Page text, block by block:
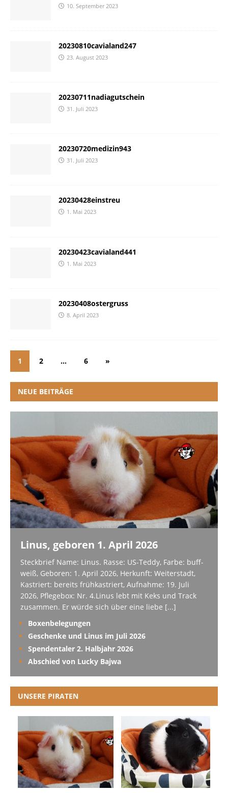
10. September 2023
20230810cavialand247
23. August 2023
20230711nadiagutschein
31. Juli 2023
20230720medizin943
31. Juli 2023
20230428einstreu
1. Mai 2023
20230423cavialand441
1. Mai 2023
20230408ostergruss
8. April 2023
1 2 … 6 »
NEUE BEITRÄGE
Linus, geboren 1. April 2026
Steckbrief Name: Linus. Rasse: US-Teddy, Farbe: buff-
weiß, Geboren: 1. April 2026, Herkunft: Weiterstadt,
Kastriert: bereits frühkastriert, Aufnahme: 19. Juli
2026, Pflegebox: Nr. 4.Linus lebt mit Keks und Track
zusammen. Er würde sich über eine liebe [...]
Boxenbelegungen
Geschenke und Linus im Juli 2026
Spendentaler 2. Halbjahr 2026
Abschied von Lucky Bajwa
UNSERE PIRATEN